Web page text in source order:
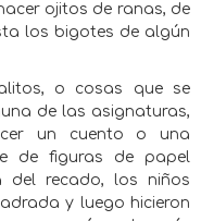
ojitos de ranas, de
los bigotes de algún
o cosas que se
de las asignaturas,
un cuento o una
de figuras de papel
del recado, los niños
y luego hicieron